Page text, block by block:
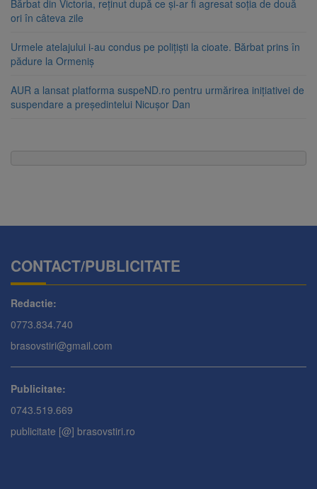
Bărbat din Victoria, reținut după ce și-ar fi agresat soția de două
ori în câteva zile
Urmele atelajului i-au condus pe polițiști la cioate. Bărbat prins în
pădure la Ormeniș
AUR a lansat platforma suspeND.ro pentru urmărirea inițiativei de
suspendare a președintelui Nicușor Dan
CONTACT/PUBLICITATE
Redactie:
0773.834.740
brasovstiri@gmail.com
Publicitate:
0743.519.669
publicitate [@] brasovstiri.ro